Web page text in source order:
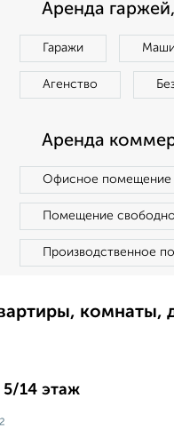
Аренда
Гаражи
Агенство
Аренда
Офисное помещение
Помещение
Производственное
5/14 этаж